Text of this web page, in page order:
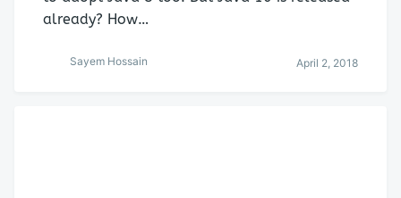
already? How…
Sayem Hossain April 2, 2018